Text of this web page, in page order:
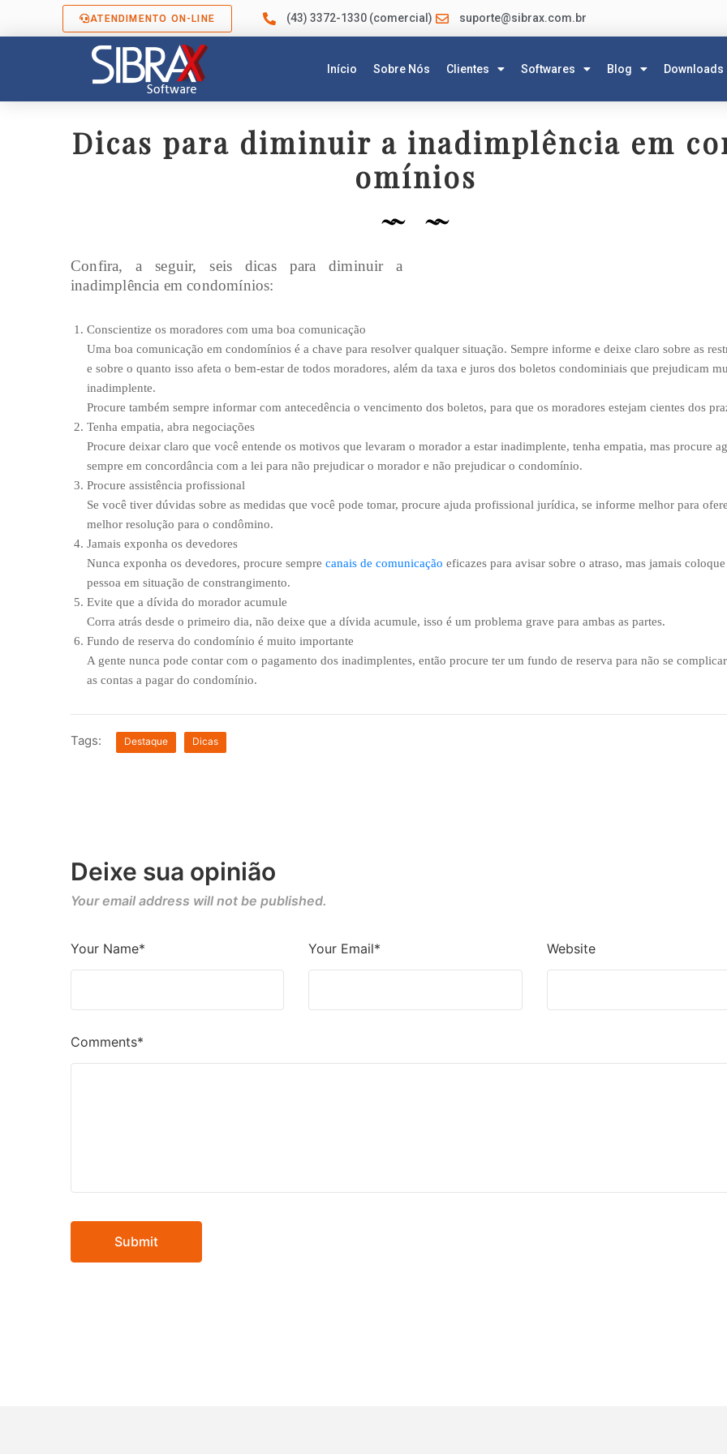
ATENDIMENTO ON-LINE (43) 3372-1330 (comercial) suporte@sibrax.com.br
Início Sobre Nós Clientes Softwares Blog Downloads
Dicas para diminuir a inadimplência em
omínios
Confira, a seguir, seis dicas para diminuir a
inadimplência em condomínios:
Conscientize os moradores com uma boa comunicação
Uma boa comunicação em condomínios é a chave para resolver qualquer situação. Sempre informe e deixe claro sobre as
e sobre o quanto isso afeta o bem-estar de todos moradores, além da taxa e juros dos boletos condominiais que prejudicam
inadimplente.
Procure também sempre informar com antecedência o vencimento dos boletos, para que os moradores estejam cientes dos
Tenha empatia, abra negociações
Procure deixar claro que você entende os motivos que levaram o morador a estar inadimplente, tenha empatia, mas procure
sempre em concordância com a lei para não prejudicar o morador e não prejudicar o condomínio.
Procure assistência profissional
Se você tiver dúvidas sobre as medidas que você pode tomar, procure ajuda profissional jurídica, se informe melhor para
melhor resolução para o condômino.
Jamais exponha os devedores
Nunca exponha os devedores, procure sempre canais de comunicação eficazes para avisar sobre o atraso, mas jamais coloque
pessoa em situação de constrangimento.
Evite que a dívida do morador acumule
Corra atrás desde o primeiro dia, não deixe que a dívida acumule, isso é um problema grave para ambas as partes.
Fundo de reserva do condomínio é muito importante
A gente nunca pode contar com o pagamento dos inadimplentes, então procure ter um fundo de reserva para não se
as contas a pagar do condomínio.
Tags: Destaque Dicas
Deixe sua opinião
Your email address will not be published.
Comments*
Your Name* Your Email* Website